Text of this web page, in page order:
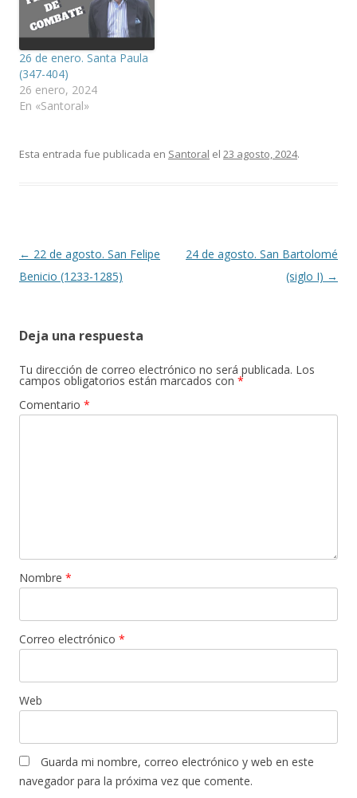
26 de enero. Santa Paula
(347-404)
26 enero, 2024
En «Santoral»
Esta entrada fue publicada en Santoral el 23 agosto, 2024.
Navegación
de
← 22 de agosto. San Felipe
Benicio (1233-1285)
24 de agosto. San Bartolomé
(siglo I) →
Deja una respuesta
Tu dirección de correo electrónico no será publicada. Los
campos obligatorios están marcados con *
Comentario *
Nombre *
Correo electrónico *
Web
Guarda mi nombre, correo electrónico y web en este
navegador para la próxima vez que comente.